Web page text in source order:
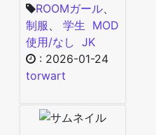
ROOMガール、
制服
学生 MOD
使用/なし JK
: 2026-01-24
torwart